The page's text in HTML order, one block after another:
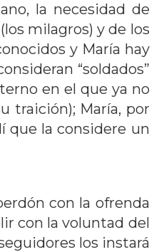
la necesidad de
milagros) y de los
y María hay
“soldados”
en el que ya no
traición); María, por
que la considere un
con la ofrenda
con la voluntad del
los instará